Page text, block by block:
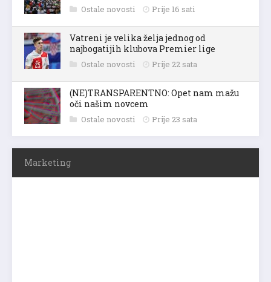
Ostale novosti Prije 16 sati
Vatreni je velika želja jednog od
najbogatijih klubova Premier lige
Ostale novosti Prije 22 sata
(NE)TRANSPARENTNO: Opet nam mažu
oči našim novcem
Ostale novosti Prije 23 sata
Marketing